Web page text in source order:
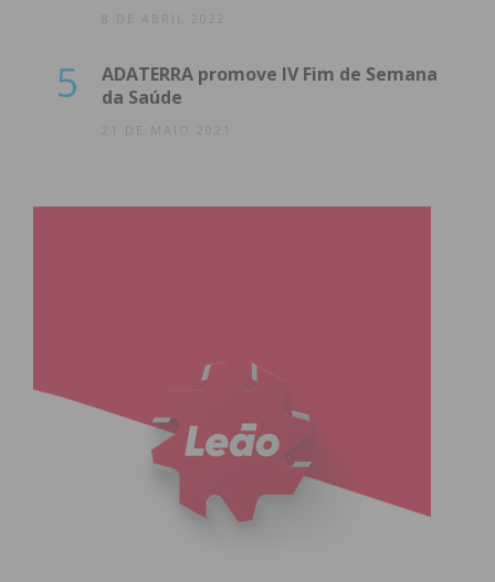
8 DE ABRIL 2022
5
ADATERRA promove IV Fim de Semana
da Saúde
21 DE MAIO 2021